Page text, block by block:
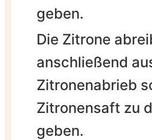
geben.
Die Zitrone
anschließend
Zitronenabrieb
Zitronensaft zu
geben.